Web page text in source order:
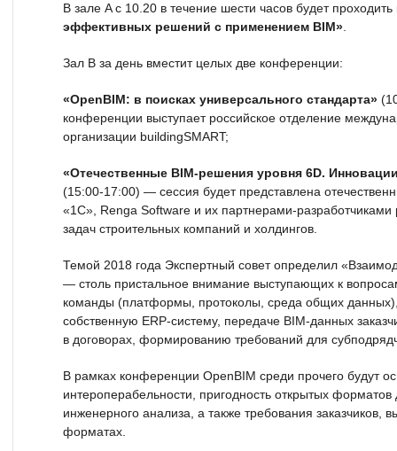
В зале A c 10.20 в течение шести часов будет
эффективных решений с применением BIM»
Зал B за день вместит целых две конференции:
«OpenBIM: в поисках универсального стандарта»
конференции выступает российское отделение
организации buildingSMART;
«Отечественные BIM-решения уровня 6D.
(15:00-17:00) — сессия будет представлена
«1С», Renga Software и их партнерами-
задач строительных компаний и холдингов.
Темой 2018 года Экспертный совет определил
— столь пристальное внимание выступающих к
команды (платформы, протоколы, среда общих
собственную ERP-систему, передаче BIM-данных
в договорах, формированию требований для
В рамках конференции OpenBIM среди прочего будут
интероперабельности, пригодность открытых форматов
инженерного анализа, а также требования заказчиков,
форматах.